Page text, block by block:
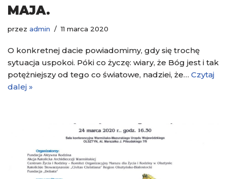
MAJA.
przez admin 11 marca 2020
O konkretnej dacie powiadomimy, gdy się trochę
sytuacja uspokoi. Póki co życzę: wiary, że Bóg jest i tak
potężniejszy od tego co światowe, nadziei, że… Czytaj
dalej »